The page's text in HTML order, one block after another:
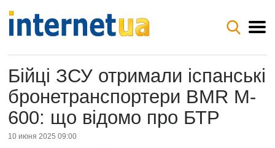
Бійці ЗСУ отримали іспанські
бронетранспортери BMR M-
600: що відомо про БТР
10 июня 2025 09:00